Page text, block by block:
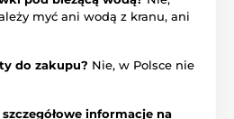
myć ani wodą z kranu, ani
do zakupu? Nie, w Polsce nie
informacje na